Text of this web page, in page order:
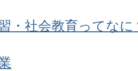
・社会教育ってなに